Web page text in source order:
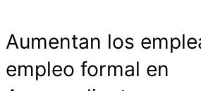
Aumentan los
empleo formal en